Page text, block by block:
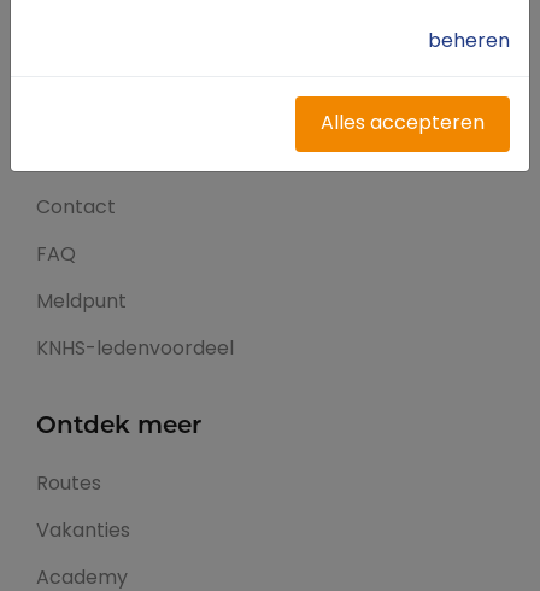
Contact
FAQ
Meldpunt
KNHS-ledenvoordeel
Ontdek meer
Routes
Vakanties
Academy
beheren
Alles accepteren